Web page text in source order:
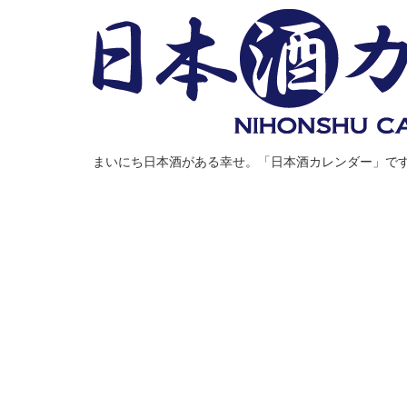
まいにち日本酒がある幸せ。「日本酒カレンダー」で